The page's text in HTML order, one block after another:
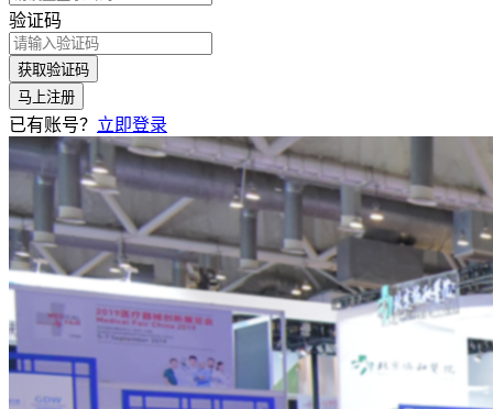
验证码
获取验证码
马上注册
已有账号？ 立即登录